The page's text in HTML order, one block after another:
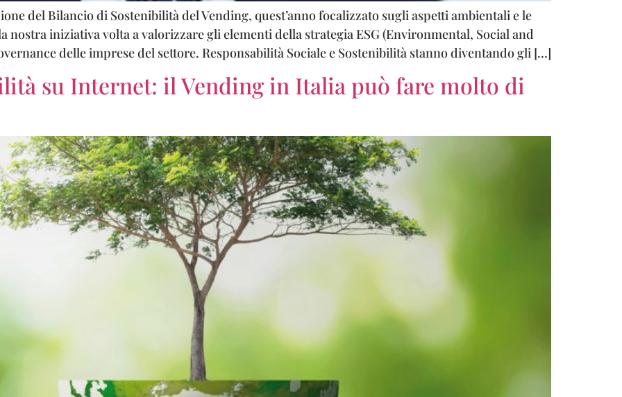
del Bilancio di Sostenibilità del Vending, quest’anno focalizzato sugli aspetti ambientali e le
iniziativa volta a valorizzare gli elementi della strategia ESG (Environmental, Social and
delle imprese del settore. Responsabilità Sociale e Sostenibilità stanno diventando gli […]
su Internet: il Vending in Italia può fare molto di